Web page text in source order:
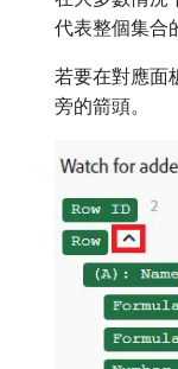
代表整個集合
若要在對應面
旁的箭頭。